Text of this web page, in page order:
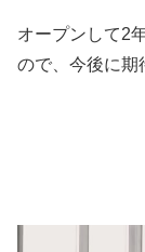
オープンして2
ので、今後に期